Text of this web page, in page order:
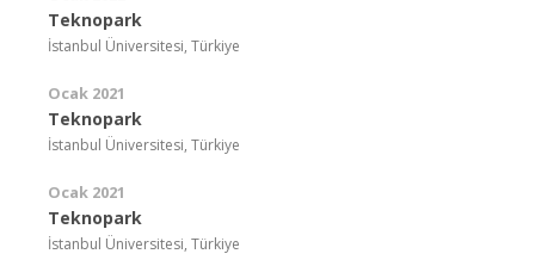
Teknopark
İstanbul Üniversitesi, Türkiye
Ocak 2021
Teknopark
İstanbul Üniversitesi, Türkiye
Ocak 2021
Teknopark
İstanbul Üniversitesi, Türkiye